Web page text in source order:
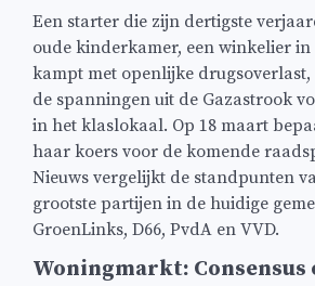
Een starter die zijn dertigste
oude kinderkamer, een winkelier
kampt met openlijke
de spanningen uit de Gazastrook
in het klaslokaal. Op 18 maart
haar koers voor de komende
Nieuws vergelijkt de standpunten
grootste partijen in de huidige
GroenLinks, D66, PvdA en VVD.
Woningmarkt: